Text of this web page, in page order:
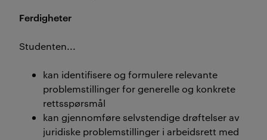
Ferdigheter
Studenten...
kan identifisere og formulere relevante
problemstillinger for generelle og konkrete
rettsspørsmål
kan gjennomføre selvstendige drøftelser av
juridiske problemstillinger i arbeidsrett med